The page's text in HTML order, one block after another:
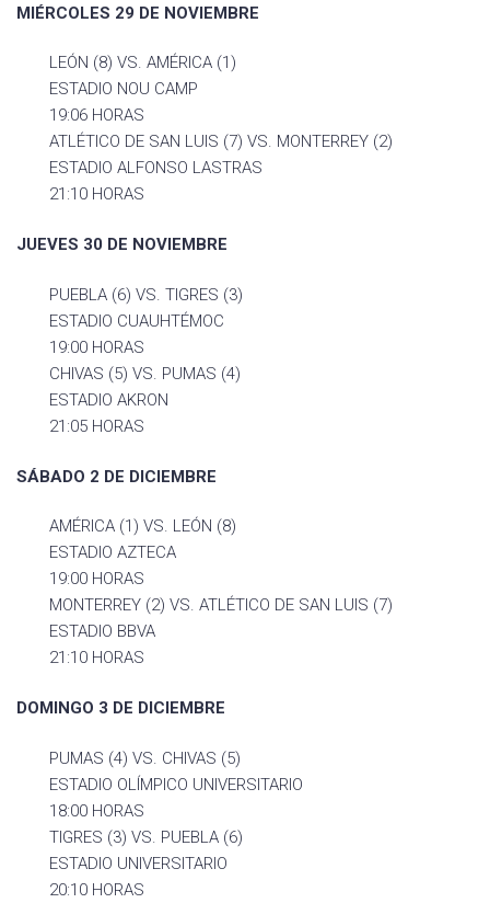
MIÉRCOLES 29 DE NOVIEMBRE
LEÓN (8) VS. AMÉRICA (1)
ESTADIO NOU CAMP
19:06 HORAS
ATLÉTICO DE SAN LUIS (7) VS. MONTERREY (2)
ESTADIO ALFONSO LASTRAS
21:10 HORAS
JUEVES 30 DE NOVIEMBRE
PUEBLA (6) VS. TIGRES (3)
ESTADIO CUAUHTÉMOC
19:00 HORAS
CHIVAS (5) VS. PUMAS (4)
ESTADIO AKRON
21:05 HORAS
SÁBADO 2 DE DICIEMBRE
AMÉRICA (1) VS. LEÓN (8)
ESTADIO AZTECA
19:00 HORAS
MONTERREY (2) VS. ATLÉTICO DE SAN LUIS (7)
ESTADIO BBVA
21:10 HORAS
DOMINGO 3 DE DICIEMBRE
PUMAS (4) VS. CHIVAS (5)
ESTADIO OLÍMPICO UNIVERSITARIO
18:00 HORAS
TIGRES (3) VS. PUEBLA (6)
ESTADIO UNIVERSITARIO
20:10 HORAS